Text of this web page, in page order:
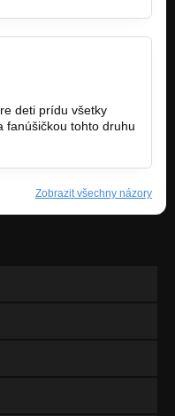
deti prídu všetky
fanúšičkou tohto druhu
Zobrazit všechny názory